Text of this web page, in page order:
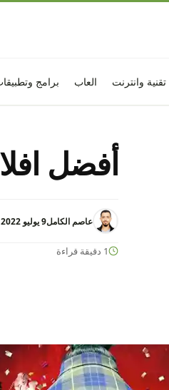
تقنية وانترنت العاب برامج
أفضل
عاصم الكامل9 يوليو 2022 - 10:07م
1 دقيقة قراءة